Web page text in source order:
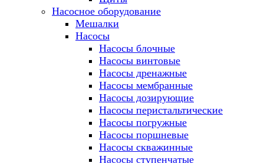
Насосное оборудование
Мешалки
Насосы
Насосы блочные
Насосы винтовые
Насосы дренажные
Насосы мембранные
Насосы дозирующие
Насосы перистальтические
Насосы погружные
Насосы поршневые
Насосы скважинные
Насосы ступенчатые